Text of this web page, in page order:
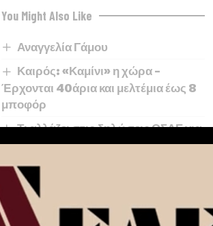
You Might Also Like
Αναγγελία Γάμου
Καιρός: «Καμίνι» η χώρα –
Έρχονται 40άρια και μελτέμια έως 8
μποφόρ
Τι αλλάζει στις δηλώσεις ΟΣΔΕ για
τη λήψη αγροτικών ενισχύσεων
Συνάντηση του Επιστημονικού
Πάρκου Πατρών με τον ΑΔΜΗΕ και τη
Wise Greece για την ενίσχυση της
καινοτομίας και της ανάπτυξης